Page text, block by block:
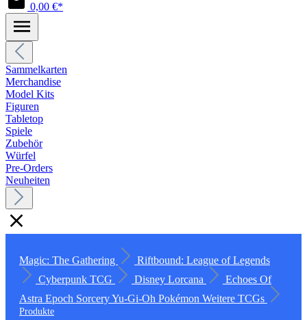
0,00 €*
Sammelkarten
Merchandise
Model Kits
Figuren
Tabletop
Spiele
Zubehör
Würfel
Pre-Orders
Neuheiten
Magic: The Gathering
Riftbound: League of Legends
Cyberpunk TCG
Disney Lorcana
Echoes Of
Astra Epoch SorceryYu-Gi-Oh Pokémon Weitere TCGs
Produkte